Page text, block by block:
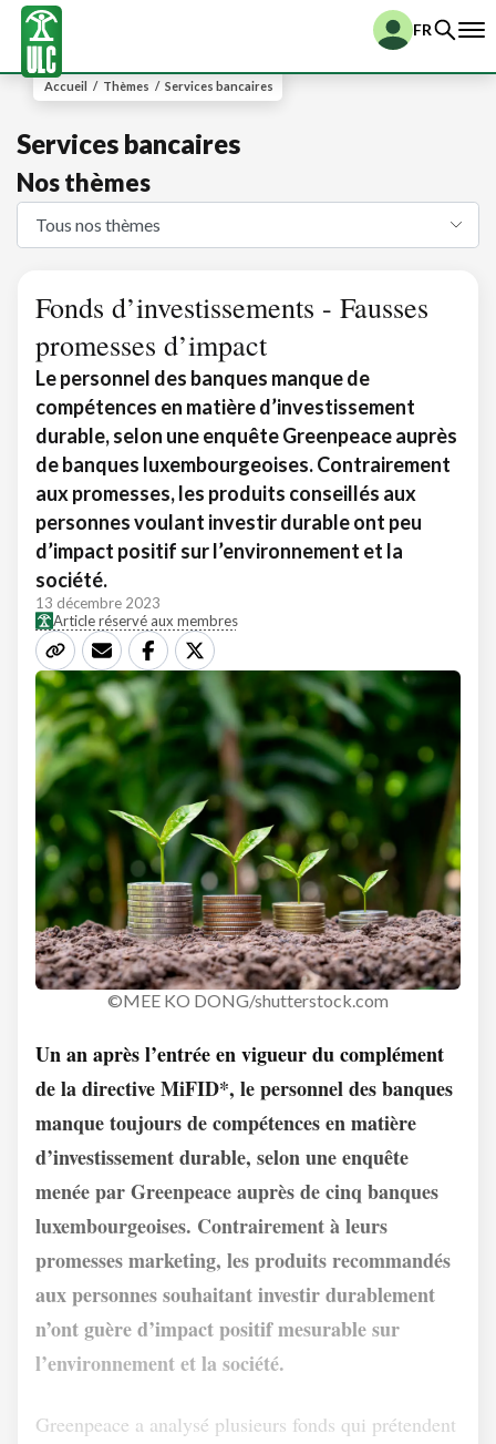
FR
Accueil / Thèmes / Services bancaires
Services bancaires
Nos thèmes
Fonds d’investissements - Fausses
promesses d’impact
Le personnel des banques manque de
compétences en matière d’investissement
durable, selon une enquête Greenpeace auprès
de banques luxembourgeoises. Contrairement
aux promesses, les produits conseillés aux
personnes voulant investir durable ont peu
d’impact positif sur l’environnement et la
société.
13 décembre 2023
Article réservé aux membres
©MEE KO DONG/shutterstock.com
Un an après l’entrée en vigueur du complément
de la directive MiFID*, le personnel des banques
manque toujours de compétences en matière
d’investissement durable, selon une enquête
menée par Greenpeace auprès de cinq banques
luxembourgeoises. Contrairement à leurs
promesses marketing, les produits recommandés
aux personnes souhaitant investir durablement
n’ont guère d’impact positif mesurable sur
l’environnement et la société.
Greenpeace a analysé plusieurs fonds qui prétendent